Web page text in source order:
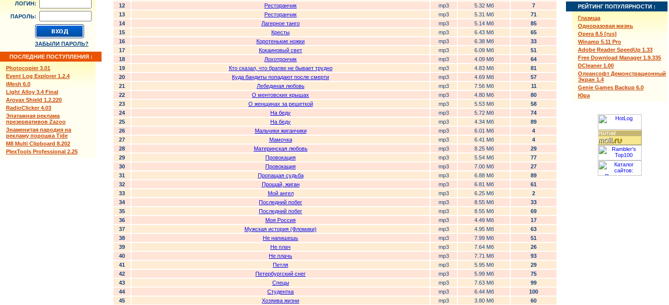
ЛОГИН:
ПАРОЛЬ:
ЗАБЫЛИ ПАРОЛЬ?
ПОСЛЕДНИЕ ПОСТУПЛЕНИЯ :
Photocopier 3.01
Event Log Explorer 1.2.4
iMesh 6.0
Light Alloy 3.4 Final
Arovax Shield 1.2.220
RadioClicker 4.03
Эпатажная реклама
презервативов Zazoo
Знаменитая пародия на
рекламу порошка Tide
M8 Multi Clipboard 8.202
PlexTools Professional 2.25
12
Ресторанчик mp3 5.32 Мб
7
13
Ресторанчик mp3 5.31 Мб
71
14
Лагерное танго mp3 5.14 Мб
85
15
Кресты mp3 6.43 Мб
65
16
Коротенькие ножки mp3 6.38 Мб
33
17
Кокаиновый свет mp3 6.09 Мб
51
18
Лохотрончик mp3 4.09 Мб
64
19
Кто сказал, что братве не бывает трудно mp3 4.83 Мб
81
20
Куда бандиты попадают после смерти mp3 4.69 Мб
57
21
Лебединая любовь mp3 7.56 Мб
11
22
О ментовских крышах mp3 4.80 Мб
80
23
О женщинах за решеткой mp3 5.53 Мб
58
24
На беду mp3 5.72 Мб
74
25
На беду mp3 4.34 Мб
89
26
Мальчики жиганчики mp3 6.01 Мб
4
27
Мамочка mp3 6.41 Мб
4
28
Материнская любовь mp3 8.25 Мб
29
29
Провокация mp3 5.54 Мб
77
30
Провокация mp3 7.00 Мб
27
31
Пропащая судьба mp3 6.88 Мб
89
32
Прощай, жиган mp3 6.81 Мб
61
33
Мой ангел mp3 6.25 Мб
2
34
Последний побег mp3 8.55 Мб
33
35
Последний побег mp3 8.55 Мб
69
36
Моя Россия mp3 4.49 Мб
17
37
Мужская история (Фломики) mp3 4.95 Мб
63
38
Не напишешь mp3 7.99 Мб
51
39
Не плач mp3 7.64 Мб
26
40
Не плачь mp3 7.71 Мб
93
41
Петля mp3 5.95 Мб
29
42
Петербургский снег mp3 5.99 Мб
75
43
Спецы mp3 7.63 Мб
99
44
Студентка mp3 6.44 Мб
100
45
Хозяива жизни mp3 3.80 Мб
60
РЕЙТИНГ ПОПУЛЯРНОСТИ :
Глазища
Одноразовая жизнь
Opera 8.5 [rus]
Winamp 5.11 Pro
Adobe Reader SpeedUp 1.33
Free Download Manager 1.9.335
DCleaner 1.00
Олеансофт Демонстрационный
Экран 1.4
Genie Games Backup 6.0
Юра